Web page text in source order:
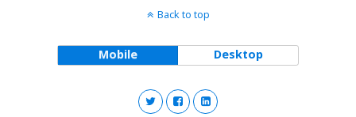
Back to top
Mobile Desktop